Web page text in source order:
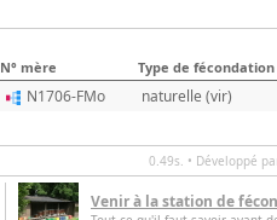
N° mère Type de fécondation
N1706-FMo naturelle (vir)
0.49s. • Développé
Venir à la station de